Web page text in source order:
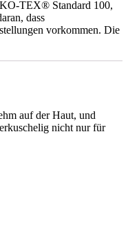
TEX® Standard 100,
dass
vorkommen. Die
auf der Haut, und
nicht nur für